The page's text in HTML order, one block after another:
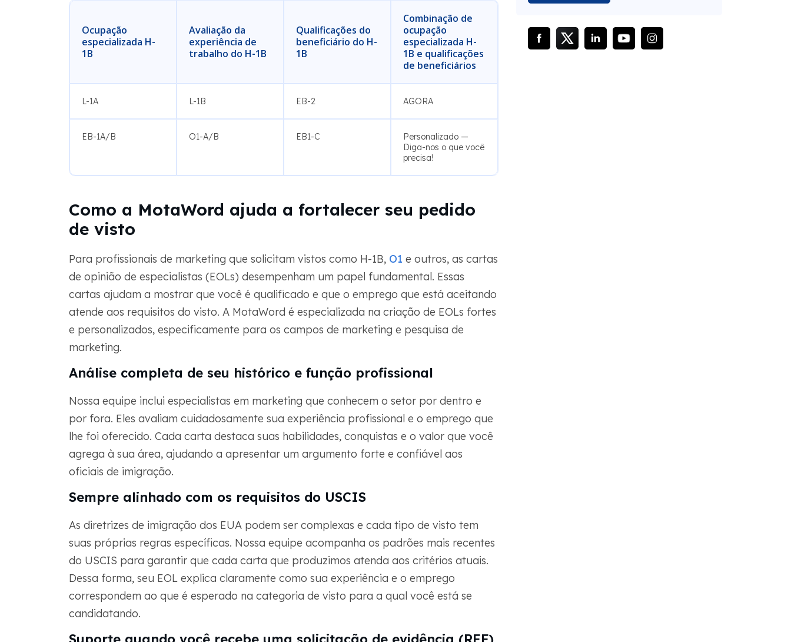
Ocupação
especializada H-
1B
Avaliação da
experiência de
trabalho do H-1B
Qualificações do
beneficiário do H-
1B
Combinação de
ocupação
especializada H-
1B e qualificações
de beneficiários
L-1A L-1B EB-2 AGORA
EB-1A/B O1-A/B EB1-C
Personalizado —
Diga-nos o que você
precisa!
Como a MotaWord ajuda a fortalecer seu pedido
de visto
Para profissionais de marketing que solicitam vistos como H-1B, O1 e outros, as cartas
de opinião de especialistas (EOLs) desempenham um papel fundamental. Essas
cartas ajudam a mostrar que você é qualificado e que o emprego que está aceitando
atende aos requisitos do visto. A MotaWord é especializada na criação de EOLs fortes
e personalizados, especificamente para os campos de marketing e pesquisa de
marketing.
Análise completa de seu histórico e função profissional
Nossa equipe inclui especialistas em marketing que conhecem o setor por dentro e
por fora. Eles avaliam cuidadosamente sua experiência profissional e o emprego que
lhe foi oferecido. Cada carta destaca suas habilidades, conquistas e o valor que você
agrega à sua área, ajudando a apresentar um argumento forte e confiável aos
oficiais de imigração.
Sempre alinhado com os requisitos do USCIS
As diretrizes de imigração dos EUA podem ser complexas e cada tipo de visto tem
suas próprias regras específicas. Nossa equipe acompanha os padrões mais recentes
do USCIS para garantir que cada carta que produzimos atenda aos critérios atuais.
Dessa forma, seu EOL explica claramente como sua experiência e o emprego
correspondem ao que é esperado na categoria de visto para a qual você está se
candidatando.